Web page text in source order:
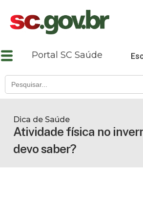
Portal SC Saúde
Search
for:
Atividade física no
devo saber?
Dica de Saúde